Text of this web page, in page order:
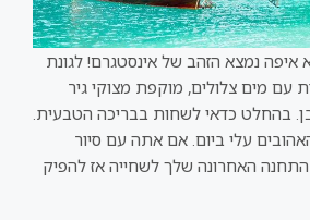
נמצא הזהב של אינסטגרם! לגונת
עם מים צלולים, מוקפת מצוקי גיר
בהחלט כדאי לשחות בבריכה הטבעית.
עלי ביום. אם אתה עם סיור
התחנה האחרונה שלך לשחייה אז להפיק